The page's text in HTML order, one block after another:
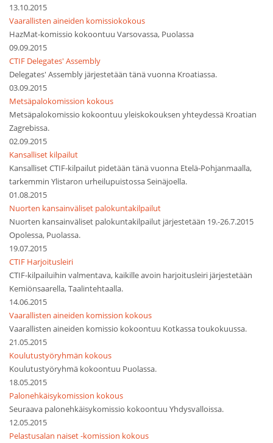
13.10.2015
Vaarallisten aineiden komissiokokous
HazMat-komissio kokoontuu Varsovassa, Puolassa
09.09.2015
CTIF Delegates' Assembly
Delegates' Assembly järjestetään tänä vuonna Kroatiassa.
03.09.2015
Metsäpalokomission kokous
Metsäpalokomissio kokoontuu yleiskokouksen yhteydessä Kroatian
Zagrebissa.
02.09.2015
Kansalliset kilpailut
Kansalliset CTIF-kilpailut pidetään tänä vuonna Etelä-Pohjanmaalla,
tarkemmin Ylistaron urheilupuistossa Seinäjoella.
01.08.2015
Nuorten kansainväliset palokuntakilpailut
Nuorten kansainväliset palokuntakilpailut järjestetään 19.-26.7.2015
Opolessa, Puolassa.
19.07.2015
CTIF Harjoitusleiri
CTIF-kilpailuihin valmentava, kaikille avoin harjoitusleiri järjestetään
Kemiönsaarella, Taalintehtaalla.
14.06.2015
Vaarallisten aineiden komission kokous
Vaarallisten aineiden komissio kokoontuu Kotkassa toukokuussa.
21.05.2015
Koulutustyöryhmän kokous
Koulutustyöryhmä kokoontuu Puolassa.
18.05.2015
Palonehkäisykomission kokous
Seuraava palonehkäisykomissio kokoontuu Yhdysvalloissa.
12.05.2015
Pelastusalan naiset -komission kokous